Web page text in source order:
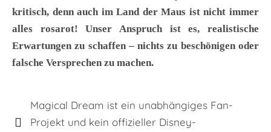
kritisch, denn auch im Land der Maus ist nicht immer
alles rosarot! Unser Anspruch ist es, realistische
Erwartungen zu schaffen – nichts zu beschönigen oder
falsche Versprechen zu machen.
Magical Dream ist ein unabhängiges Fan-
Projekt und kein offizieller Disney-